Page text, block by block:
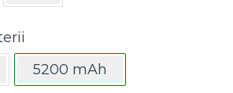
5200 mAh